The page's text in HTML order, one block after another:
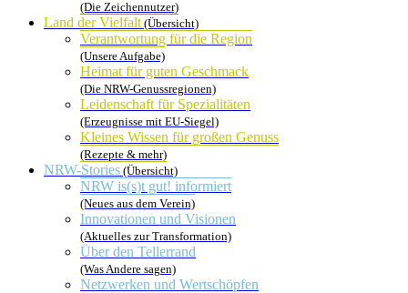
(Die Zeichennutzer)
Land der Vielfalt(Übersicht)
Verantwortung für die Region
(Unsere Aufgabe)
Heimat für guten Geschmack
(Die NRW-Genussregionen)
Leidenschaft für Spezialitäten
(Erzeugnisse mit EU-Siegel)
Kleines Wissen für großen Genuss
(Rezepte & mehr)
NRW-Stories (Übersicht)
NRW is(s)t gut! informiert
(Neues aus dem Verein)
Innovationen und Visionen
(Aktuelles zur Transformation)
Über den Tellerrand
(Was Andere sagen)
Netzwerken und Wertschöpfen